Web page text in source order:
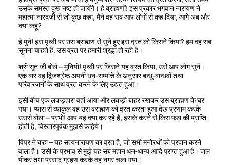
उसके समस्त दुख नष्ट हो जायेंगे। हे ब्राह्मणों! इस प्रकार भगवान नारायण ने
महात्मा नारदजी से जो कुछ कहा, मैंने वह सब आप लोगों से कह दिया, आगे अब और
क्या कहूं?
हे मुने! इस पृथ्वी पर उस ब्राह्मण से सुने हुए इस व्रत को किसने किया? हम वह सब
सुनना चाहते हैं, उस व्रत पर हमारी श्रद्धा हो रही है।
श्री सूत जी बोले – मुनियों! पृथ्वी पर जिसने यह व्रत किया, उसे आप लोग सुनें।
एक बार वह द्विजश्रेष्ठ अपनी धन-सम्पत्ति के अनुसार बन्धु-बान्धवों तथा
परिवारजनों के साथ व्रत करने के लिए उद्यत हुआ।
इसी बीच एक लकड़हारा वहां आया और लकड़ी बाहर रखकर उस ब्राह्मण के घर
गया। प्यास से व्याकुल वह उस ब्राह्मण को व्रत करता हुआ देख प्रणाम करके
उससे बोला – प्रभो! आप यह क्या कर रहे हैं, इसके करने से किस फल की प्राप्ति
होती है, विस्तारपूर्वक मुझसे कहिये।
विप्र ने कहा – यह सत्यनारायण का व्रत है, जो सभी मनोरथों को प्रदान करने
वाला है। उसी के प्रभाव से मुझे यह सब महान धन-धान्य आदि प्राप्त हुआ है। जल
पीकर तथा प्रसाद ग्रहण करके वह नगर चला गया।